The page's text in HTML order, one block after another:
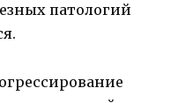
патологий